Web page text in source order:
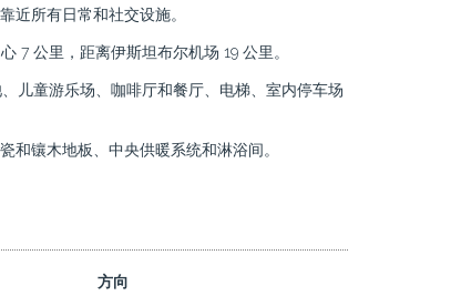
近所有日常和社交设施。
7 公里，距离伊斯坦布尔机场 19 公里。
儿童游乐场、咖啡厅和餐厅、电梯、室内停车场
镶木地板、中央供暖系统和淋浴间。
方向